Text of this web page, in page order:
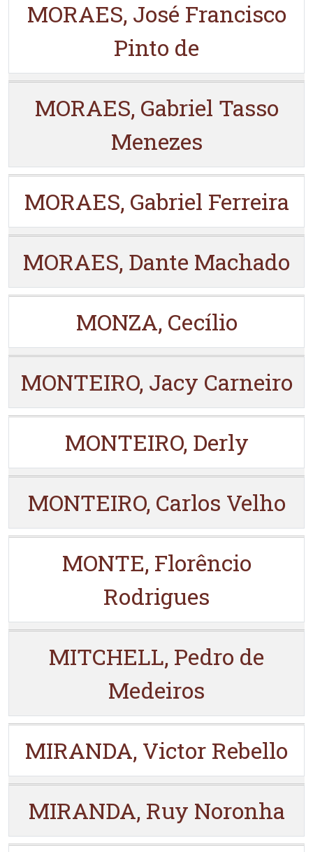
MORAES, José Francisco
Pinto de
MORAES, Gabriel Tasso
Menezes
MORAES, Gabriel Ferreira
MORAES, Dante Machado
MONZA, Cecílio
MONTEIRO, Jacy Carneiro
MONTEIRO, Derly
MONTEIRO, Carlos Velho
MONTE, Florêncio
Rodrigues
MITCHELL, Pedro de
Medeiros
MIRANDA, Victor Rebello
MIRANDA, Ruy Noronha